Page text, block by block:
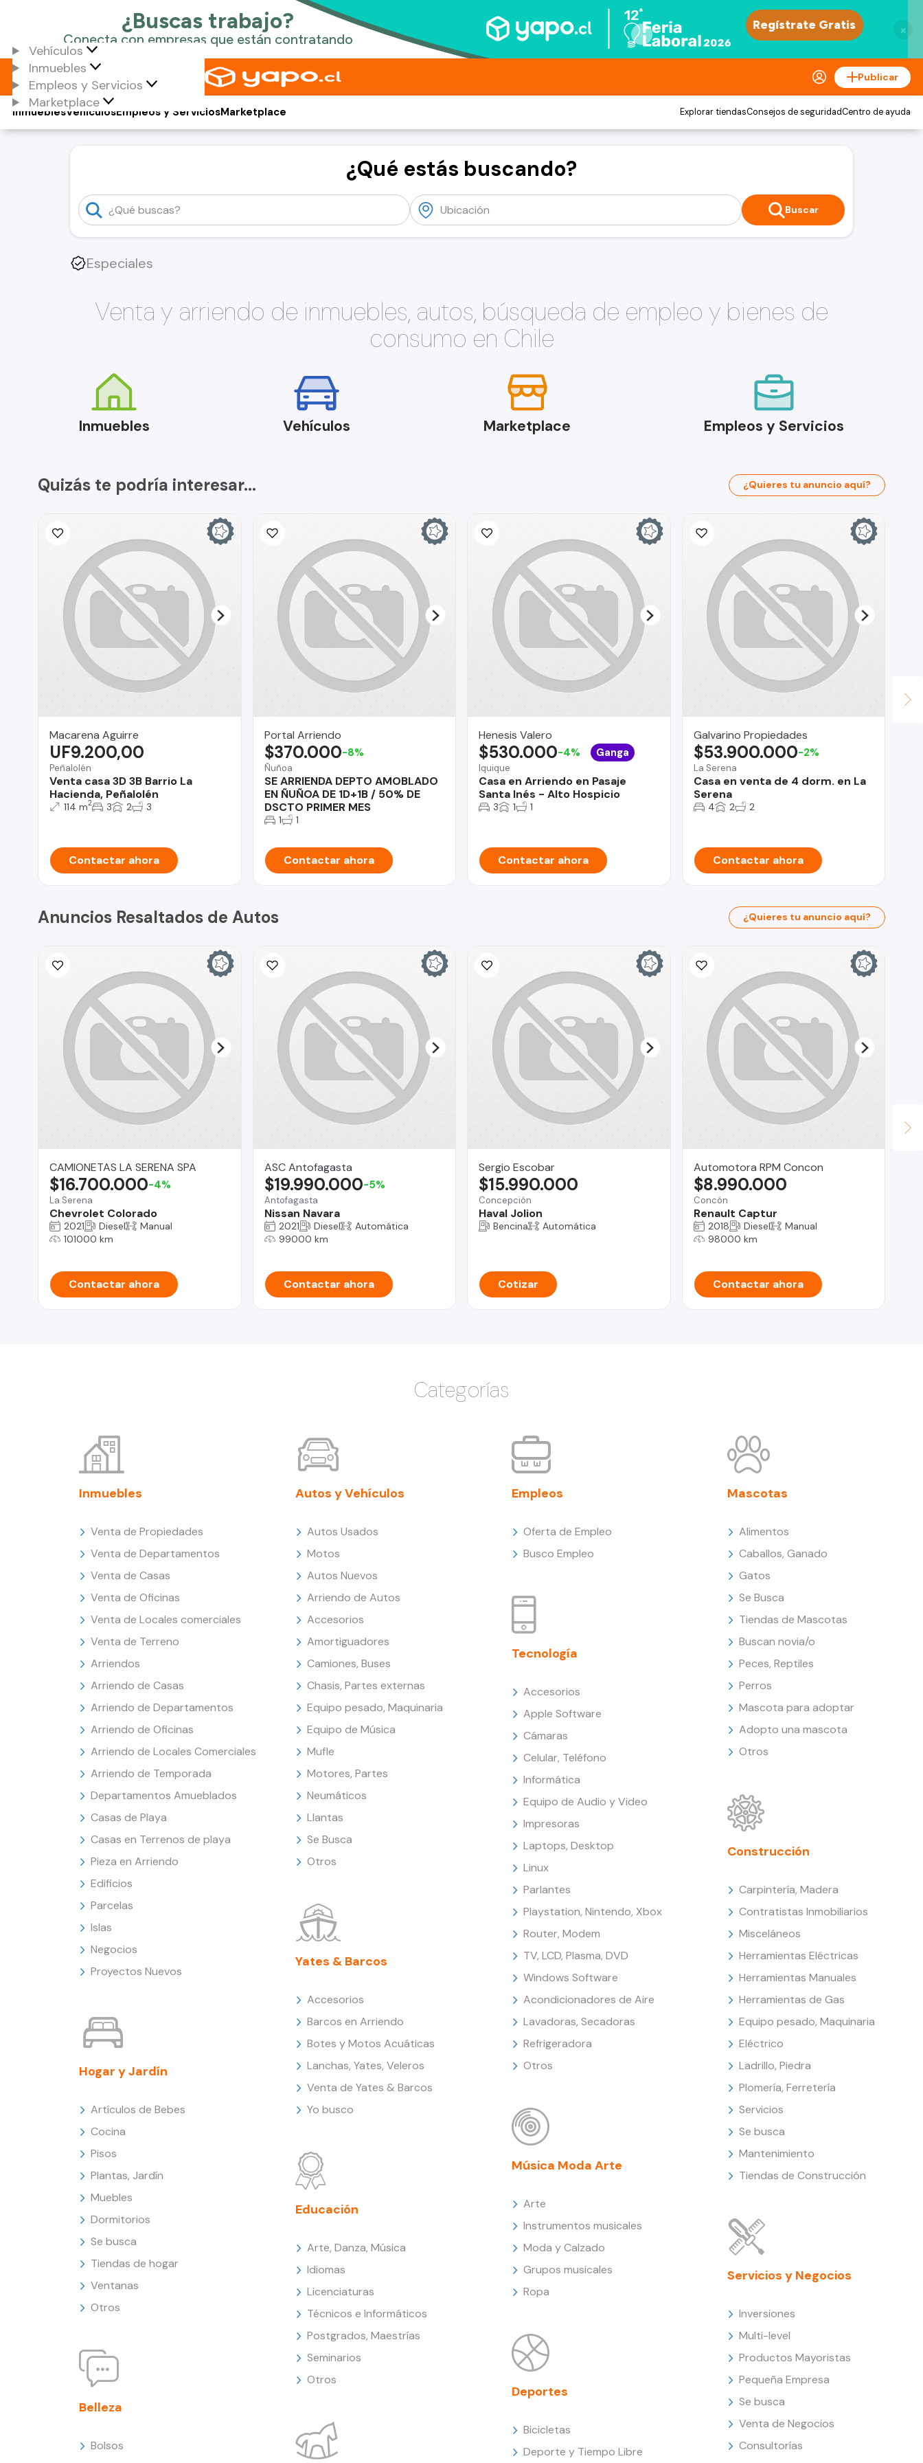
×
Vehículos
Inmuebles
Empleos y Servicios
Marketplace
Publicar
Vehículos
Inmuebles Empleos y ServiciosMarketplace Explorar tiendasConsejos de seguridadCentro de ayuda
¿Qué estás buscando?
Buscar
Especiales
Venta y arriendo de inmuebles, autos, búsqueda de empleo y bienes de
consumo en Chile
Inmuebles Vehículos Marketplace Empleos y Servicios
Quizás te podría interesar... ¿Quieres tu anuncio aquí?
Macarena Aguirre
Peñalolén
Venta casa 3D 3B Barrio La
Hacienda, Peñalolén
UF9.200,00
114 m2 3 2 3
Contactar ahora
Portal Arriendo
Ñuñoa
SE ARRIENDA DEPTO AMOBLADO
EN ÑUÑOA DE 1D+1B / 50% DE
DSCTO PRIMER MES
$370.000-8%
1 1
Contactar ahora
Henesis Valero
Iquique
Casa en Arriendo en Pasaje
Santa Inés - Alto Hospicio
$530.000-4% Ganga
3 1 1
Contactar ahora
Galvarino Propiedades
La Serena
Casa en venta de 4 dorm. en La
Serena
$53.900.000-2%
4 2 2
Contactar ahora
Anuncios Resaltados de Autos ¿Quieres tu anuncio aquí?
CAMIONETAS LA SERENA SPA
La Serena
Chevrolet Colorado
$16.700.000-4%
2021 Diesel
Manual
101000 km
Contactar ahora
ASC Antofagasta
Antofagasta
Nissan Navara
$19.990.000-5%
2021 Diesel
Automática
99000 km
Contactar ahora
Sergio Escobar
Concepción
Haval Jolion
$15.990.000
Bencina Automática
Cotizar
Automotora RPM Concon
Concón
Renault Captur
$8.990.000
2018 Diesel
Manual
98000 km
Contactar ahora
Categorías
Inmuebles
Venta de Propiedades
Venta de Departamentos
Venta de Casas
Venta de Oficinas
Venta de Locales comerciales
Venta de Terreno
Arriendos
Arriendo de Casas
Arriendo de Departamentos
Arriendo de Oficinas
Arriendo de Locales Comerciales
Arriendo de Temporada
Departamentos Amueblados
Casas de Playa
Casas en Terrenos de playa
Pieza en Arriendo
Edificios
Parcelas
Islas
Negocios
Proyectos Nuevos
Hogar y Jardín
Artículos de Bebes
Cocina
Pisos
Plantas, Jardín
Muebles
Dormitorios
Se busca
Tiendas de hogar
Ventanas
Otros
Belleza
Bolsos
Autos y Vehículos
Autos Usados
Motos
Autos Nuevos
Arriendo de Autos
Accesorios
Amortiguadores
Camiones, Buses
Chasis, Partes externas
Equipo pesado, Maquinaria
Equipo de Música
Mufle
Motores, Partes
Neumáticos
Llantas
Se Busca
Otros
Yates & Barcos
Accesorios
Barcos en Arriendo
Botes y Motos Acuáticas
Lanchas, Yates, Veleros
Venta de Yates & Barcos
Yo busco
Educación
Arte, Danza, Música
Idiomas
Licenciaturas
Técnicos e Informáticos
Postgrados, Maestrías
Seminarios
Otros
Empleos
Oferta de Empleo
Busco Empleo
Tecnología
Accesorios
Apple Software
Cámaras
Celular, Teléfono
Informática
Equipo de Audio y Video
Impresoras
Laptops, Desktop
Linux
Parlantes
Playstation, Nintendo, Xbox
Router, Modem
TV, LCD, Plasma, DVD
Windows Software
Acondicionadores de Aire
Lavadoras, Secadoras
Refrigeradora
Otros
Música Moda Arte
Arte
Instrumentos musicales
Moda y Calzado
Grupos musicales
Ropa
Deportes
Bicicletas
Deporte y Tiempo Libre
Mascotas
Alimentos
Caballos, Ganado
Gatos
Se Busca
Tiendas de Mascotas
Buscan novia/o
Peces, Reptiles
Perros
Mascota para adoptar
Adopto una mascota
Otros
Construcción
Carpintería, Madera
Contratistas Inmobiliarios
Misceláneos
Herramientas Eléctricas
Herramientas Manuales
Herramientas de Gas
Equipo pesado, Maquinaria
Eléctrico
Ladrillo, Piedra
Plomería, Ferretería
Servicios
Se busca
Mantenimiento
Tiendas de Construcción
Servicios y Negocios
Inversiones
Multi-level
Productos Mayoristas
Pequeña Empresa
Se busca
Venta de Negocios
Consultorías